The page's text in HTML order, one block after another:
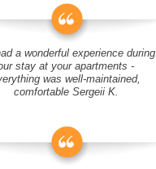
a wonderful experience during
stay at your apartments -
was well-maintained,
comfortable Sergeii K.